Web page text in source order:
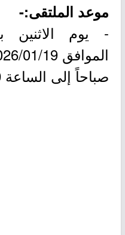
موعد الملتقى:-
صباحاً إلى الساعة 2:00 ظهراً).